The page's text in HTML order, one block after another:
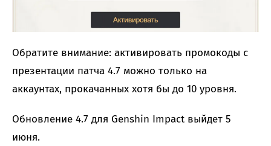
Обратите внимание: активировать промокоды с
презентации патча 4.7 можно только на
аккаунтах, прокачанных хотя бы до 10 уровня.
Обновление 4.7 для Genshin Impact выйдет 5
июня.